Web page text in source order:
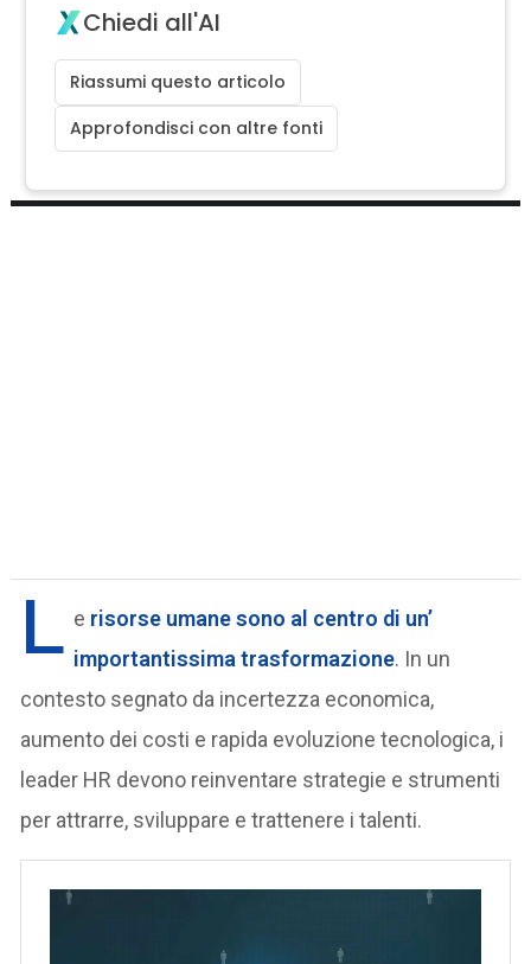
Chiedi all'AI
Riassumi questo articolo
Approfondisci con altre fonti
L e risorse umanesono al centro di un’
importantissima trasformazione. In un
contesto segnato da incertezza economica,
aumento dei costi e rapida evoluzione tecnologica, i
leader HR devono reinventare strategie e strumenti
per attrarre, sviluppare e trattenere i talenti.